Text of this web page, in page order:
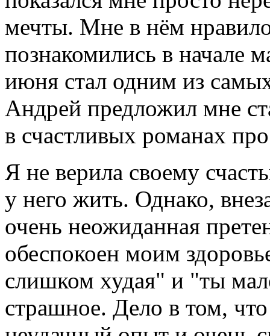
мечты. Мне в нём
познакомились в начале
июня стал одним из
Андрей предложил мне
в счастливых романах
Я не верила своему
у него жить. Однако,
очень неожиданная
обеспокоен моим
слишком худая" и "ты
страшное. Дело в том,